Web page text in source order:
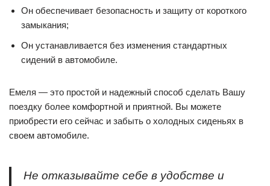
Он обеспечивает безопасность и защиту от короткого
замыкания;
Он устанавливается без изменения стандартных
сидений в автомобиле.
Емеля — это простой и надежный способ сделать Вашу
поездку более комфортной и приятной. Вы можете
приобрести его сейчас и забыть о холодных сиденьях в
своем автомобиле.
Не отказывайте себе в удобстве и